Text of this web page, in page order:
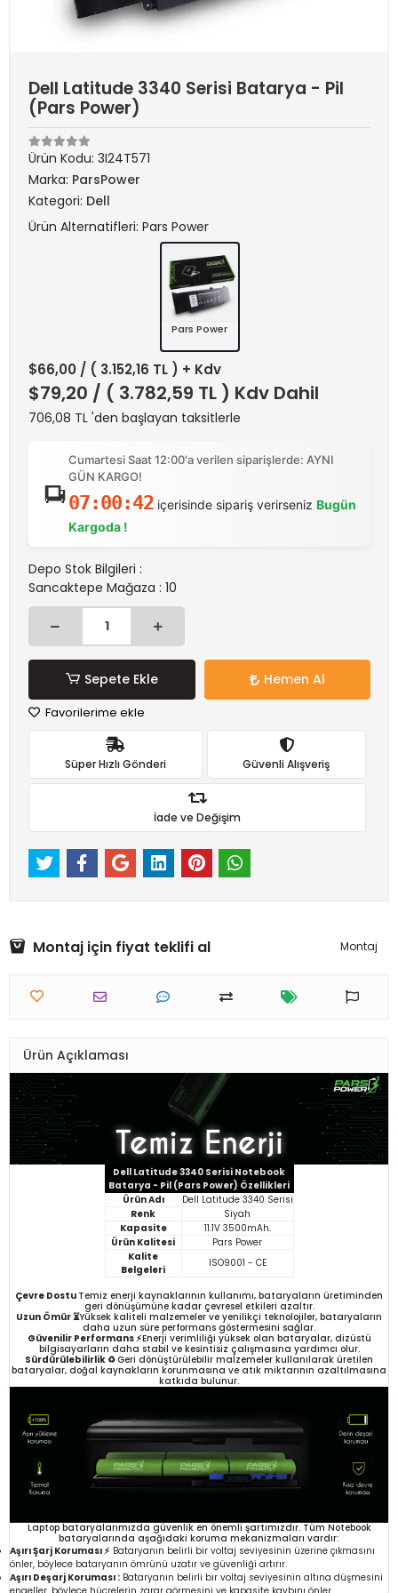
Dell Latitude 3340 Serisi Batarya - Pil
(Pars Power)
Ürün Kodu: 3I24T571
Marka: ParsPower
Kategori: Dell
Ürün Alternatifleri: Pars Power
Pars Power
$66,00 / ( 3.152,16 TL ) + Kdv
$79,20 / ( 3.782,59 TL ) Kdv Dahil
706,08 TL 'den başlayan taksitlerle
Cumartesi Saat 12:00'a verilen siparişlerde: AYNI
GÜN KARGO!
07:00:42içerisinde sipariş verirseniz Bugün
Kargoda !
Depo Stok Bilgileri :
Sancaktepe Mağaza : 10
Sepete Ekle Hemen Al
Favorilerime ekle
Süper Hızlı Gönderi Güvenli Alışveriş
İade ve Değişim
Montaj için fiyat teklifi al Montaj
Ürün Açıklaması
Dell Latitude 3340 Serisi Notebook
Batarya - Pil (Pars Power) Özellikleri
Ürün Adı
Dell Latitude 3340 Serisi
Renk
Siyah
Kapasite
11.1V 3500mAh.
Ürün Kalitesi
Pars Power
Kalite
Belgeleri
ISO9001 - CE
Çevre Dostu Temiz enerji kaynaklarının kullanımı, bataryaların üretiminden
geri dönüşümüne kadar çevresel etkileri azaltır.
Uzun Ömür ⏳Yüksek kaliteli malzemeler ve yenilikçi teknolojiler, bataryaların
daha uzun süre performans göstermesini sağlar.
Güvenilir Performans ⚡Enerji verimliliği yüksek olan bataryalar, dizüstü
bilgisayarların daha stabil ve kesintisiz çalışmasına yardımcı olur.
Sürdürülebilirlik ♻️Geri dönüştürülebilir malzemeler kullanılarak üretilen
bataryalar, doğal kaynakların korunmasına ve atık miktarının azaltılmasına
katkıda bulunur.
Laptop bataryalarımızda güvenlik en önemli şartımızdır. Tüm Notebook
bataryalarında aşağıdaki koruma mekanizmaları vardır:
Aşırı Şarj Koruması ⚡ Bataryanın belirli bir voltaj seviyesinin üzerine çıkmasını
önler, böylece bataryanın ömrünü uzatır ve güvenliği artırır.
Aşırı Deşarj Koruması : Bataryanın belirli bir voltaj seviyesinin altına düşmesini